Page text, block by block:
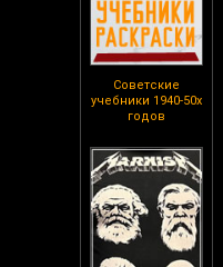
Советские
учебники 1940-50х
годов